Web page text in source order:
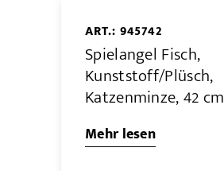
ART.: 945742
Spielangel Fisch,
Kunststoff/Plüsch,
Katzenminze, 42 cm
Mehr lesen